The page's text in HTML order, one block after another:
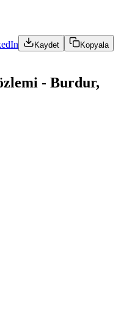
Kaydet Kopyala
- Burdur,